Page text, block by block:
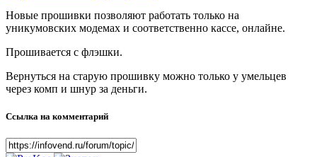
Новые прошивки позволяют работать только на
уникумовских модемах и соответственно кассе, онлайне.
Прошивается с флэшки.
Вернуться на старую прошивку можно только у умельцев
через комп и шнур за деньги.
Ссылка на комментарий